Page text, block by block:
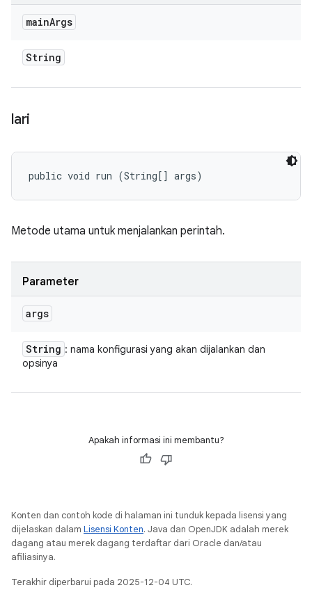
mainArgs
String
lari
public void run (String[] args)
Metode utama untuk menjalankan perintah.
Parameter
args
String : nama konfigurasi yang akan dijalankan dan
opsinya
Apakah informasi ini membantu?
Konten dan contoh kode di halaman ini tunduk kepada lisensi yang
dijelaskan dalam Lisensi Konten. Java dan OpenJDK adalah merek
dagang atau merek dagang terdaftar dari Oracle dan/atau
afiliasinya.
Terakhir diperbarui pada 2025-12-04 UTC.